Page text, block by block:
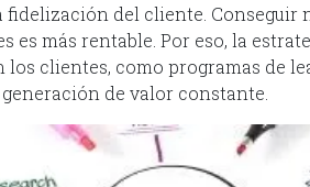
fidelización del cliente. Conseguir
es más rentable. Por eso, la
clientes, como programas de
de valor constante.